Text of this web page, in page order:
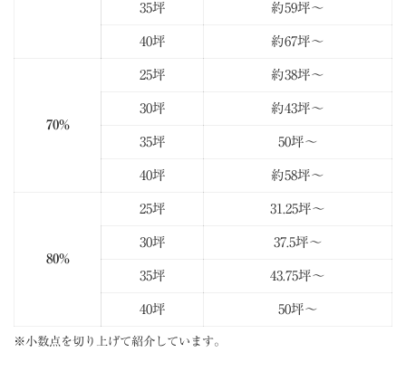
35坪 約59坪～
40坪 約67坪～
70%
25坪 約38坪～
30坪 約43坪～
35坪 50坪～
40坪 約58坪～
80%
25坪 31.25坪～
30坪 37.5坪～
35坪 43.75坪～
40坪 50坪～
※小数点を切り上げて紹介しています。